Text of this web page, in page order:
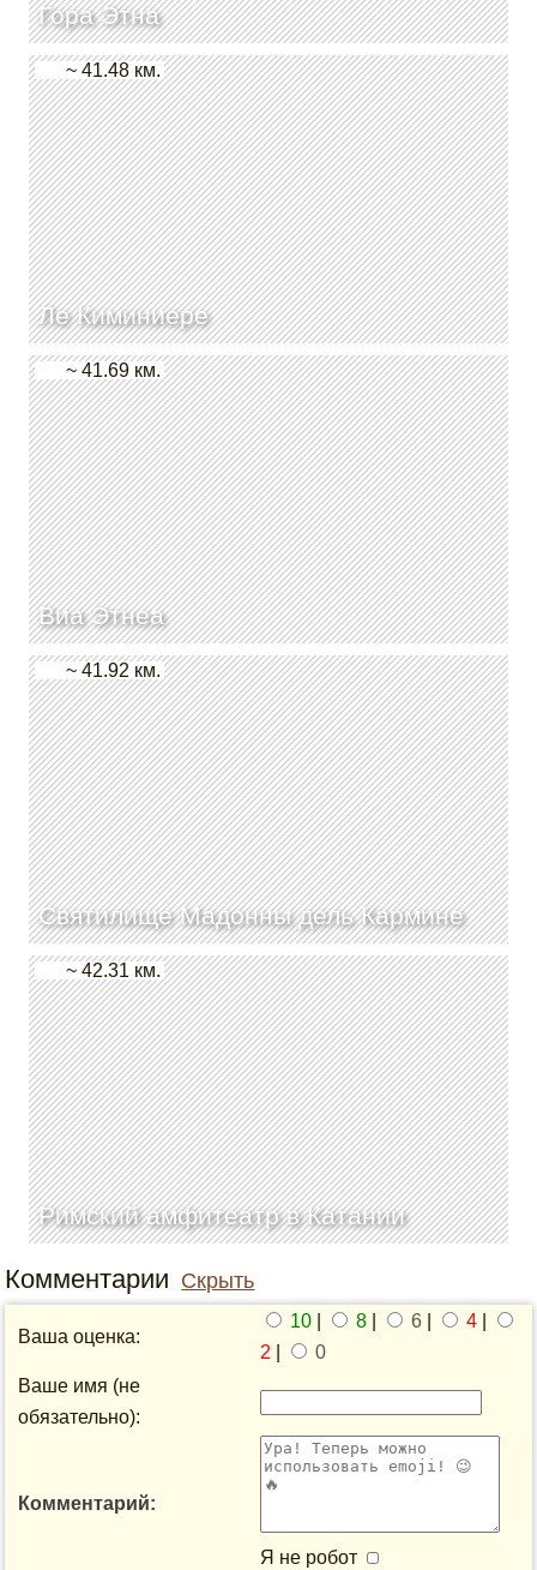
Гора Этна
Ле Киминиере
~ 41.48 км.
Виа Этнеа
~ 41.69 км.
Святилище Мадонны дель Кармине
~ 41.92 км.
Римский амфитеатр в Катании
~ 42.31 км.
Комментарии Скрыть
Ваша оценка:
10 8 6 4
2
0
Ваше имя (не
обязательно):
Комментарий:
Я не робот